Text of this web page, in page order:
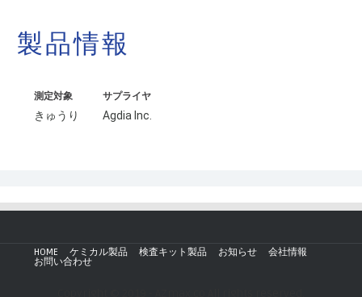
製品情報
測定対象
きゅうり
サプライヤ
Agdia Inc.
HOME ケミカル製品 検査キット製品 お知らせ
会社情報
お問い合わせ